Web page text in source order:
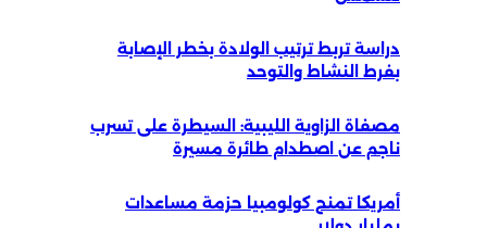
دراسة تربط ترتيب الولادة بخطر الإصابة
بفرط النشاط والتوحد
مصفاة الزاوية الليبية: السيطرة على تسرب
ناجم عن اصطدام طائرة مسيرة
أمريكا تمنح كولومبيا حزمة مساعدات